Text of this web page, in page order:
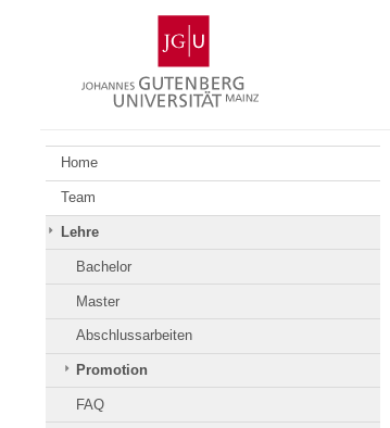
Gutenberg-
Universität
Mainz
Home
Team
Lehre
Bachelor
Master
Abschlussarbeiten
Promotion
FAQ